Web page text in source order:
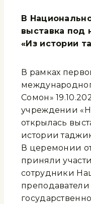
В
выставка под
«Из истории
В рамках
Сомон»
учреждении
открылась
истории
В церемонии
приняли
сотрудники